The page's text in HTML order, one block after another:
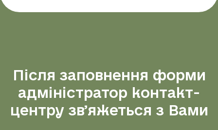
Після заповнення форми
адміністратор контакт-
центру звʼяжеться з Вами